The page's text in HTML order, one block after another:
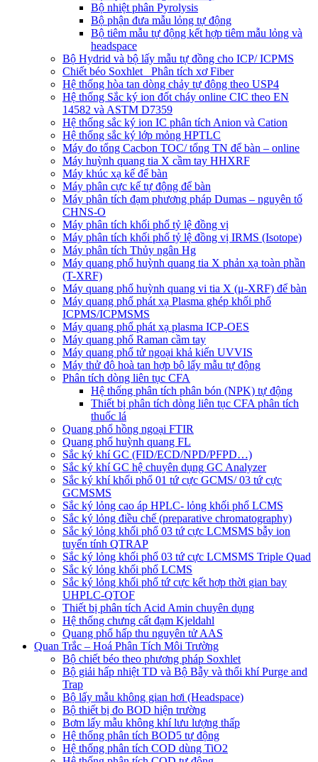
Bộ nhiệt phân Pyrolysis
Bộ phận đưa mẫu lỏng tự động
Bộ tiêm mẫu tự động kết hợp tiêm mẫu lỏng và
headspace
Bộ Hydrid và bộ lấy mẫu tự đồng cho ICP/ ICPMS
Chiết béo Soxhlet_ Phân tích xơ Fiber
Hệ thống hòa tan dòng chảy tự động theo USP4
Hệ thống Sắc ký ion đốt cháy online CIC theo EN
14582 và ASTM D7359
Hệ thống sắc ký ion IC phân tích Anion và Cation
Hệ thống sắc ký lớp mỏng HPTLC
Máy đo tổng Cacbon TOC/ tổng TN để bàn – online
Máy huỳnh quang tia X cầm tay HHXRF
Máy khúc xạ kế để bàn
Máy phân cực kế tự động để bàn
Máy phân tích đạm phương pháp Dumas – nguyên tố
CHNS-O
Máy phân tích khối phổ tỷ lệ đồng vị
Máy phân tích khối phổ tỷ lệ đồng vị IRMS (Isotope)
Máy phân tích Thủy ngân Hg
Máy quang phổ huỳnh quang tia X phản xạ toàn phần
(T-XRF)
Máy quang phổ huỳnh quang vi tia X (μ-XRF) để bàn
Máy quang phổ phát xạ Plasma ghép khối phổ
ICPMS/ICPMSMS
Máy quang phổ phát xạ plasma ICP-OES
Máy quang phổ Raman cầm tay
Máy quang phổ tử ngoại khả kiến UVVIS
Máy thử độ hoà tan hợp bộ lấy mẫu tự động
Phân tích dòng liên tục CFA
Hệ thống phân tích phân bón (NPK) tự động
Thiết bị phân tích dòng liên tục CFA phân tích
thuốc lá
Quang phổ hồng ngoại FTIR
Quang phổ huỳnh quang FL
Sắc ký khí GC (FID/ECD/NPD/PFPD…)
Sắc ký khí GC hệ chuyên dụng GC Analyzer
Sắc ký khí khối phổ 01 tứ cực GCMS/ 03 tứ cực
GCMSMS
Sắc ký lỏng cao áp HPLC- lỏng khối phổ LCMS
Sắc ký lỏng điều chế (preparative chromatography)
Sắc ký lỏng khối phổ 03 tứ cực LCMSMS bẫy ion
tuyến tính QTRAP
Sắc ký lỏng khối phổ 03 tứ cực LCMSMS Triple Quad
Sắc ký lỏng khối phổ LCMS
Sắc ký lỏng khối phổ tứ cực kết hợp thời gian bay
UHPLC-QTOF
Thiết bị phân tích Acid Amin chuyên dụng
Hệ thống chưng cất đạm Kjeldahl
Quang phổ hấp thu nguyên tử AAS
Quan Trắc – Hoá Phân Tích Môi Trường
Bộ chiết béo theo phương pháp Soxhlet
Bộ giải hấp nhiệt TD và Bộ Bẫy và thổi khí Purge and
Trap
Bộ lấy mẫu không gian hơi (Headspace)
Bộ thiết bị đo BOD hiện trường
Bơm lấy mẫu không khí lưu lượng thấp
Hệ thống phân tích BOD5 tự động
Hệ thống phân tích COD dùng TiO2